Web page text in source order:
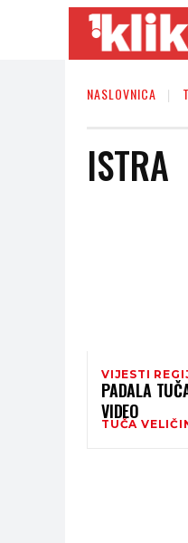
NASLOVNICA
ISTRA
VIJESTI
PADALA
VIDEO
TUČA